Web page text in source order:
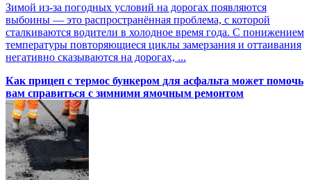
Зимой из-за погодных условий на дорогах появляются
выбоины — это распространённая проблема, с которой
сталкиваются водители в холодное время года. С понижением
температуры повторяющиеся циклы замерзания и оттаивания
негативно сказываются на дорогах, ...
Как прицеп с термоc бункером для асфальта может помочь
вам справиться с зимними ямочным ремонтом